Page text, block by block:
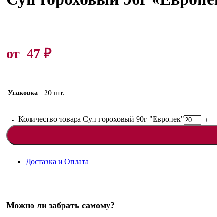
от 47 ₽
Упаковка 20 шт.
Количество товара Суп гороховый 90г "Европек"
Доставка и Оплата
Можно ли забрать самому?